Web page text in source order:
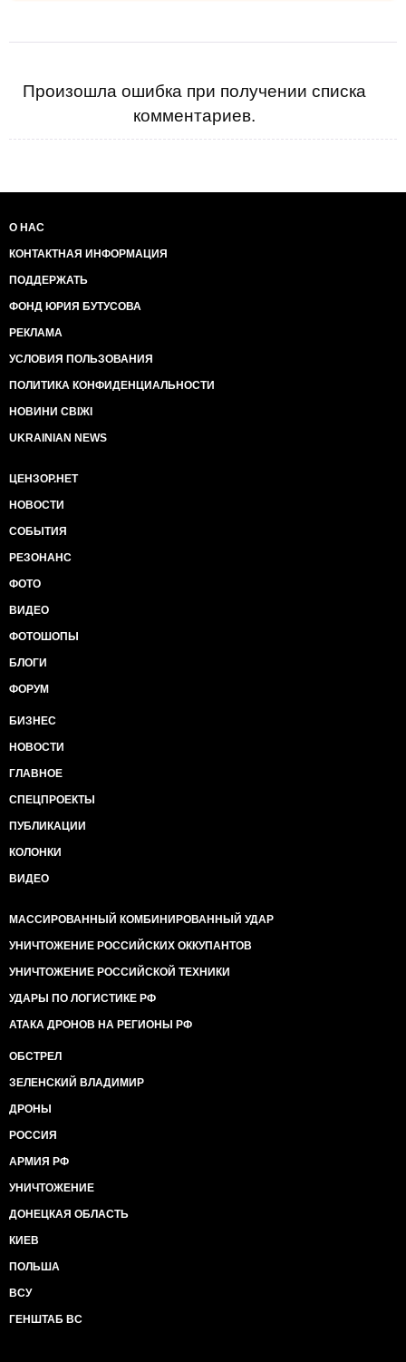
Произошла ошибка при получении списка
комментариев.
О НАС
КОНТАКТНАЯ ИНФОРМАЦИЯ
ПОДДЕРЖАТЬ
ФОНД ЮРИЯ БУТУСОВА
РЕКЛАМА
УСЛОВИЯ ПОЛЬЗОВАНИЯ
ПОЛИТИКА КОНФИДЕНЦИАЛЬНОСТИ
НОВИНИ СВІЖІ
UKRAINIAN NEWS
ЦЕНЗОР.НЕТ
НОВОСТИ
СОБЫТИЯ
РЕЗОНАНС
ФОТО
ВИДЕО
ФОТОШОПЫ
БЛОГИ
ФОРУМ
БИЗНЕС
НОВОСТИ
ГЛАВНОЕ
СПЕЦПРОЕКТЫ
ПУБЛИКАЦИИ
КОЛОНКИ
ВИДЕО
МАССИРОВАННЫЙ КОМБИНИРОВАННЫЙ УДАР
УНИЧТОЖЕНИЕ РОССИЙСКИХ ОККУПАНТОВ
УНИЧТОЖЕНИЕ РОССИЙСКОЙ ТЕХНИКИ
УДАРЫ ПО ЛОГИСТИКЕ РФ
АТАКА ДРОНОВ НА РЕГИОНЫ РФ
ОБСТРЕЛ
ЗЕЛЕНСКИЙ ВЛАДИМИР
ДРОНЫ
РОССИЯ
АРМИЯ РФ
УНИЧТОЖЕНИЕ
ДОНЕЦКАЯ ОБЛАСТЬ
КИЕВ
ПОЛЬША
ВСУ
ГЕНШТАБ ВС